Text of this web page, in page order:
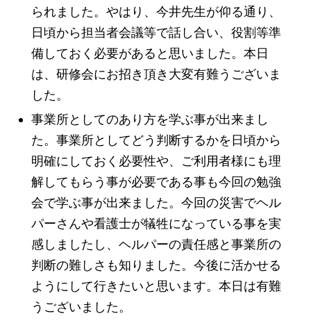
られました。やはり、今井先生が仰る通り、
日頃から担当者会議等で話し合い、役割等準
備しておく必要があると思いました。本日
は、研修会にお招き頂き大変有難うございま
した。
事業所としてのあり方を学ぶ事が出来まし
た。事業所としてどう判断するかを日頃から
明確にしておく必要性や、ご利用者様にも理
解してもらう事が必要である事も今回の勉強
会で学ぶ事が出来ました。今回の災害でヘル
パーさんや看護士が犠牲になっている事を実
感しましたし、ヘルパーの責任感と事業所の
判断の難しさも知りました。今後に活かせる
ようにして行きたいと思います。本日は有難
うございました。